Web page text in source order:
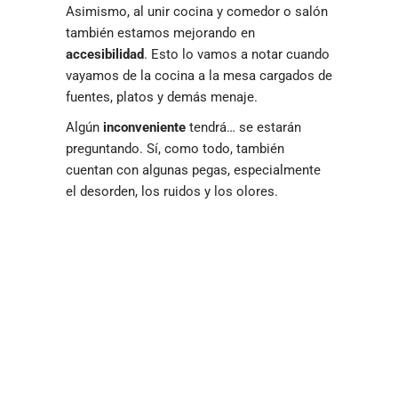
Asimismo, al unir cocina y comedor o salón
también estamos mejorando en
accesibilidad. Esto lo vamos a notar cuando
vayamos de la cocina a la mesa cargados de
fuentes, platos y demás menaje.
Algún inconveniente tendrá… se estarán
preguntando. Sí, como todo, también
cuentan con algunas pegas, especialmente
el desorden, los ruidos y los olores.